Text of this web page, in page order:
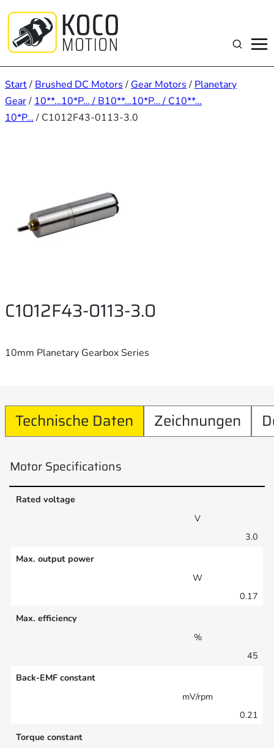
Inhalt
springen
Suchen
Start/ Brushed DC Motors / Gear Motors / Planetary
Gear/ 10**…10*P… / B10**…10*P… / C10**…
10*P… / C1012F43-0113-3.0
C1012F43-0113-3.0
10mm Planetary Gearbox Series
Technische Daten Zeichnungen
Motor Specifications
Rated voltage
V
3.0
Max. output power
W
0.17
Max. efficiency
%
45
Back-EMF constant
mV/rpm
0.21
Torque constant